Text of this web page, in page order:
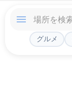
グルメ